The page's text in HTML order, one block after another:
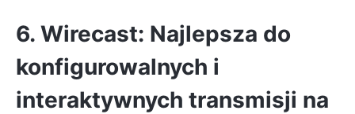
6. Wirecast: Najlepsza do
konfigurowalnych i
interaktywnych transmisji na